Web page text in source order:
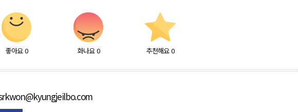
좋아요 0 화나요 0 추천해요 0